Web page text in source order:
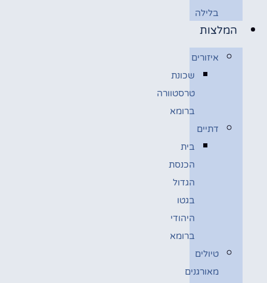
בלילה
המלצות
איזורים
שכונת
טרסטוורה
ברומא
דתיים
בית
הכנסת
הגדול
בגטו
היהודי
ברומא
טיולים
מאורגנים